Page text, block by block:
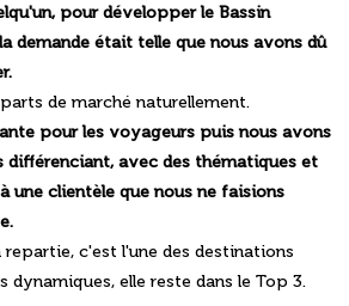
pour développer le Bassin
demande était telle que nous avons dû
de marché naturellement.
pour les voyageurs puis nous avons
différenciant, avec des thématiques et
une clientèle que nous ne faisions
repartie, c'est l'une des destinations
dynamiques, elle reste dans le Top 3.